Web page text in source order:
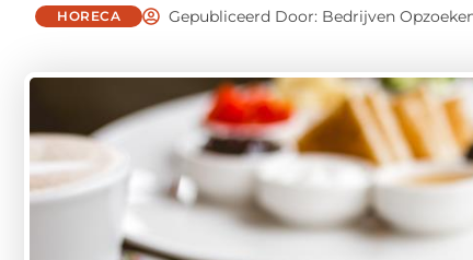
HORECA Gepubliceerd Door: Bedrijven